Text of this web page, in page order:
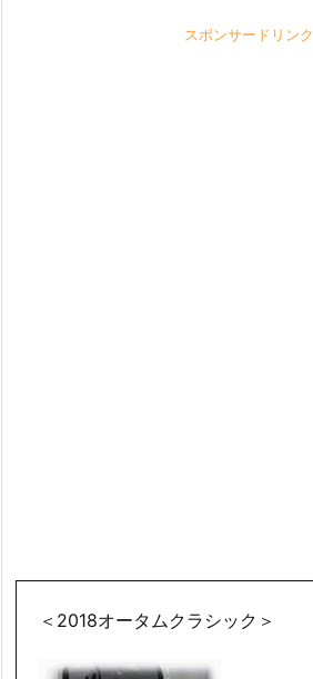
スポンサードリンク
＜2018オータムクラシック＞